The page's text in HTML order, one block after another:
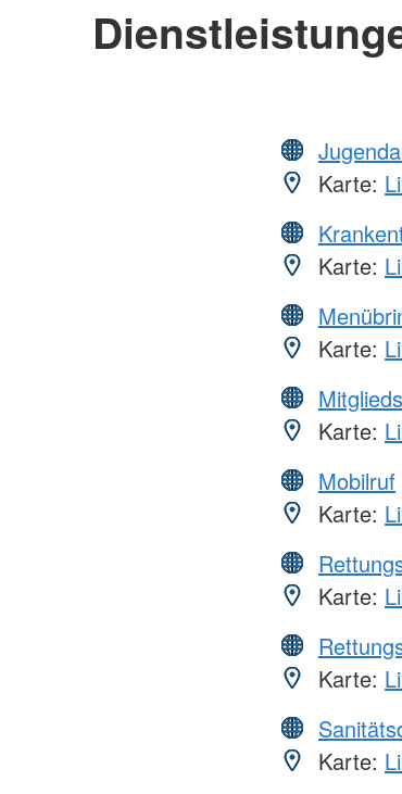
Karte:
Karte:
Karte:
Karte:
Mobilruf
Karte:
Karte:
Karte:
Karte: